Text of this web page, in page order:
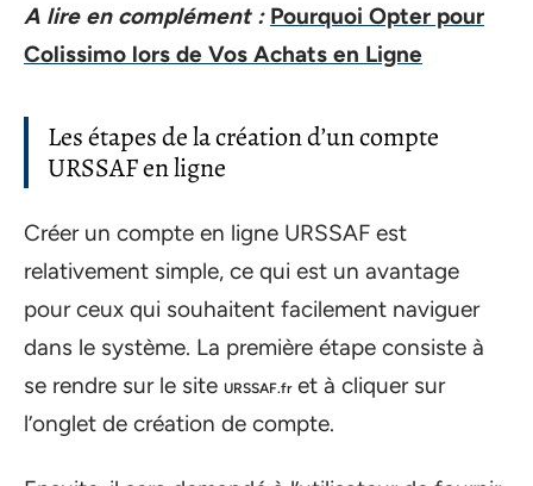
A lire en complément : Pourquoi Opter pour
Colissimo lors de Vos Achats en Ligne
Les étapes de la création d’un compte
URSSAF en ligne
Créer un compte en ligne URSSAF est
relativement simple, ce qui est un avantage
pour ceux qui souhaitent facilement naviguer
dans le système. La première étape consiste à
se rendre sur le site URSSAF.fret à cliquer sur
l’onglet de création de compte.